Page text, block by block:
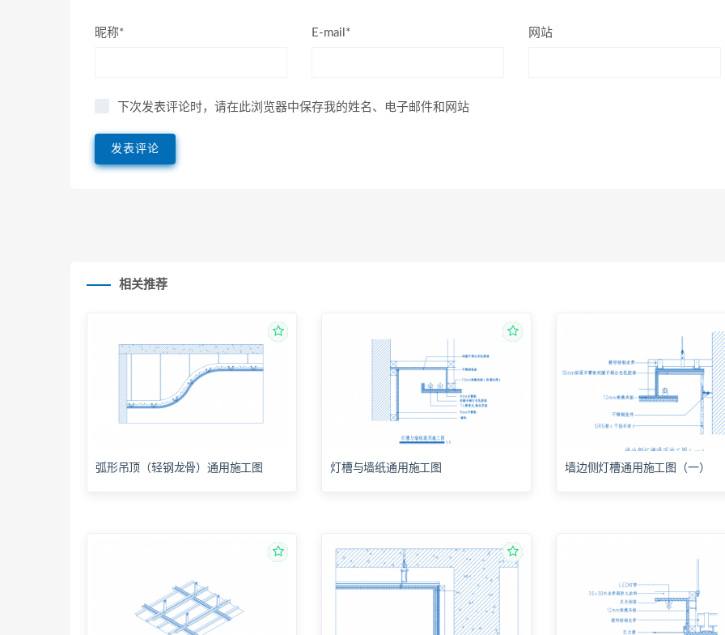
昵称* E-mail* 网站
下次发表评论时，请在此浏览器中保存我的姓名、电子邮件和网站
相关推荐
弧形吊顶（轻钢龙骨）通用施工图 灯槽与墙纸通用施工图 墙边侧灯槽通用施工图（一）